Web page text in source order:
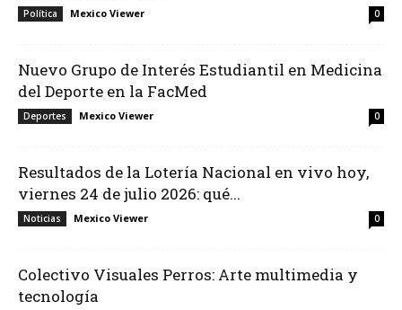
Política Mexico Viewer 0
Nuevo Grupo de Interés Estudiantil en Medicina
del Deporte en la FacMed
Deportes Mexico Viewer 0
Resultados de la Lotería Nacional en vivo hoy,
viernes 24 de julio 2026: qué...
Noticias Mexico Viewer 0
Colectivo Visuales Perros: Arte multimedia y
tecnología